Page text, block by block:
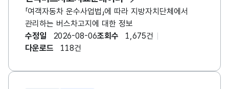
「여객자동차 운수사업법」에 따라 지방자치단체에서
관리하는 버스차고지에 대한 정보
수정일
2026-08-06조회수
1,675건
다운로드
118건